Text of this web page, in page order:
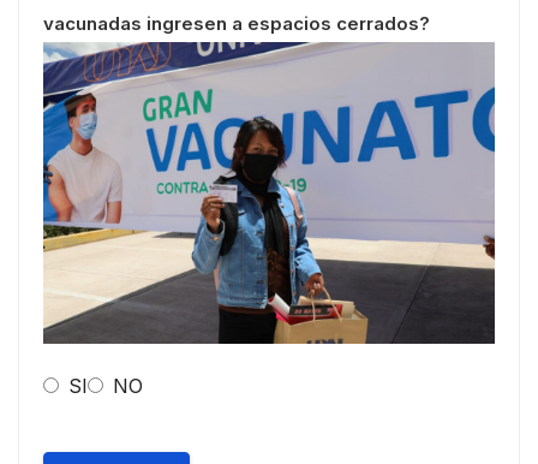
vacunadas ingresen a espacios cerrados?
SI NO